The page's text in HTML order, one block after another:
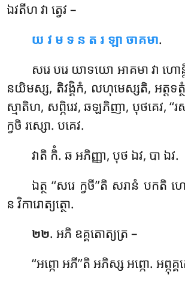
ឯវតីហ វា ត្វេវ –
យ វ ម ទ ន ត រ ឡា ចាគមា.
សរេ បរេ យាទយោ អាគមា វា ហោ
នយិមស្ស, តិវង្គិកំ, លហុមេស្សតិ, អត្តទ
ស្មាតិហ, សព្ភិរេវ, ឆឡភិញា, បុថគេវ, ‘‘រស្
ក្វចិ រស្សោ. បគេវ.
វាតិ កិំ. ឆ អភិញ្ញា, បុថ ឯវ, បា ឯវ.
ឯត្ថ ‘‘សរេ ក្វចី’’តិ សរានំ បកតិ
ន វិការោត្យត្ថោ.
២២. អភិ ឧគ្គតោត្យត្រ –
‘‘អព្ភោ អភី’’តិ អភិស្ស អព្ភោ. អព្ភុគ្